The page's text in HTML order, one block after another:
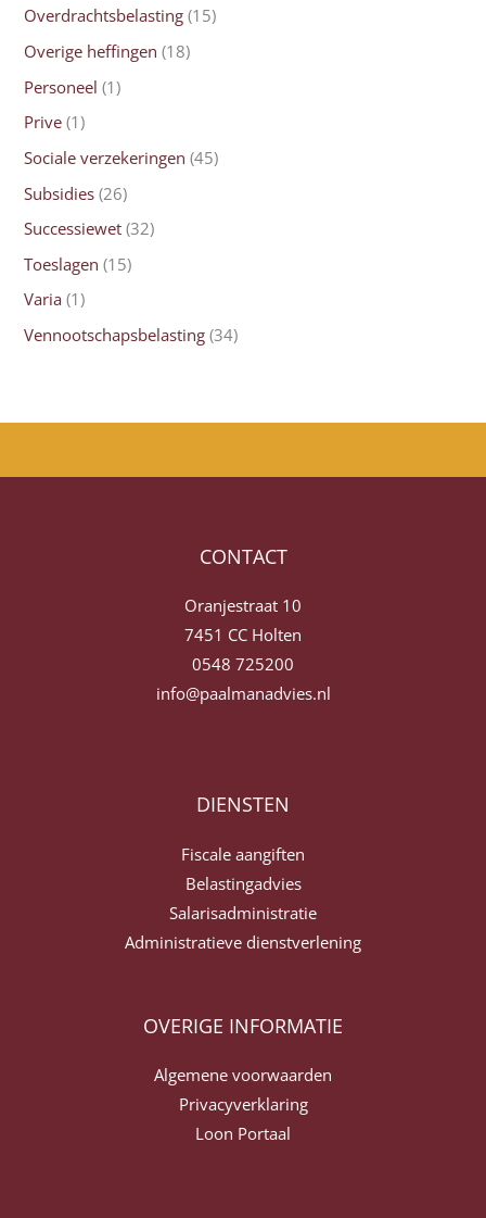
Overdrachtsbelasting (15)
Overige heffingen (18)
Personeel (1)
Prive (1)
Sociale verzekeringen (45)
Subsidies (26)
Successiewet (32)
Toeslagen (15)
Varia (1)
Vennootschapsbelasting (34)
CONTACT
Oranjestraat 10
7451 CC Holten
0548 725200
info@paalmanadvies.nl
DIENSTEN
Fiscale aangiften
Belastingadvies
Salarisadministratie
Administratieve dienstverlening
OVERIGE INFORMATIE
Algemene voorwaarden
Privacyverklaring
Loon Portaal